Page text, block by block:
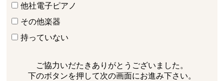
他社電子ピアノ
その他楽器
持っていない
ご協力いだたきありがとうございました。
下のボタンを押して次の画面にお進み下さい。